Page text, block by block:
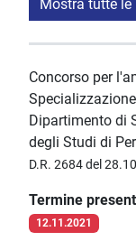
Mostra tutte
Concorso per
Dipartimento di
degli Studi di
D.R. 2684 del
Termine
12.11.2021